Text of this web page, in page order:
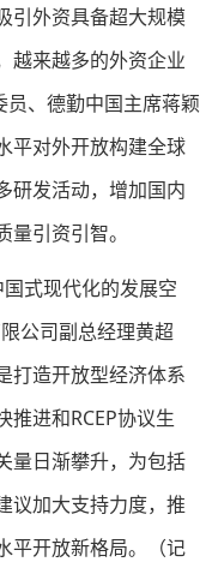
引外资具备超大规模
越来越多的外资企业
员、德勤中国主席蒋颖
平对外开放构建全球
研发活动，增加国内
引资引智。
式现代化的发展空
公司副总经理黄超
打造开放型经济体系
推进和RCEP协议生
量日渐攀升，为包括
议加大支持力度，推
平开放新格局。（记